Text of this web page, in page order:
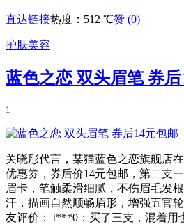
直达链接热度：512 ℃赞 (0)
护肤美容
蓝色之恋 双头眉笔 券
1
关晓彤代言，某猫蓝色之恋旗舰店
优惠券，券后价14元包邮，第二支
眉卡，笔触柔滑细腻，不伤眉毛发
汗，描画自然顺畅眉形，增强五官
友评价： t***0：买了三支，混着用